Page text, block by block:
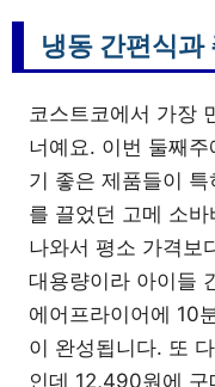
냉동 간편식과
코스트코에서 가장
너예요. 이번 둘째
기 좋은 제품들이
를 끌었던 고메 소
나와서 평소 가격보
대용량이라 아이들
에어프라이어에 10
이 완성됩니다. 또
인데 12,490원에